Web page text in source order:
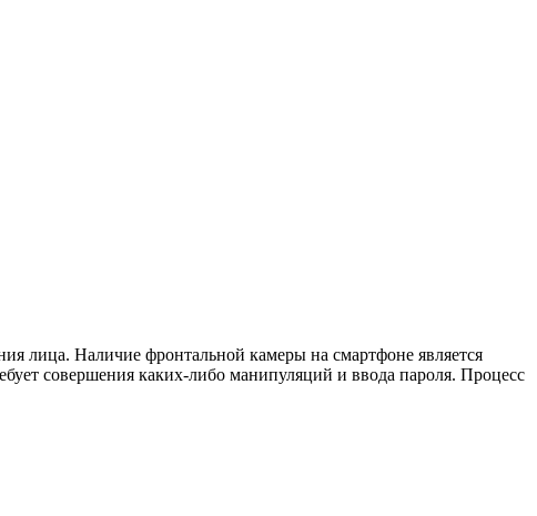
лица. Наличие фронтальной камеры на смартфоне является
совершения каких-либо манипуляций и ввода пароля. Процесс